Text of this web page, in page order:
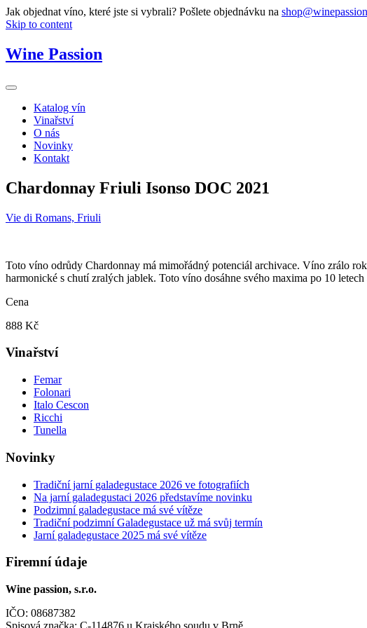
Jak objednat víno, které jste si vybrali? Pošlete objednávku na
Skip to content
Wine Passion
Katalog vín
Vinařství
O nás
Novinky
Kontakt
Chardonnay Friuli Isonso DOC 2021
Vie di Romans, Friuli
Toto víno odrůdy Chardonnay má mimořádný potenciál archivace. Víno zrálo
harmonické s chutí zralých jablek. Toto víno dosáhne svého maxima po 10
Cena
888 Kč
Vinařství
Femar
Folonari
Italo Cescon
Ricchi
Tunella
Novinky
Tradiční jarní galadegustace 2026 ve fotografiích
Na jarní galadegustaci 2026 představíme novinku
Podzimní galadegustace má své vítěze
Tradiční podzimní Galadegustace už má svůj termín
Jarní galadegustace 2025 má své vítěze
Firemní údaje
Wine passion, s.r.o.
IČO: 08687382
Spisová značka: C-114876 u Krajského soudu v Brně